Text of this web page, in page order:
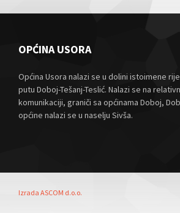
OPĆINA USORA
Općina Usora nalazi se u dolini istoimene
putu Doboj-Tešanj-Teslić. Nalazi se na
komunikaciji, graniči sa općinama Doboj,
općine nalazi se u naselju Sivša.
Izrada ASCOM d.o.o.